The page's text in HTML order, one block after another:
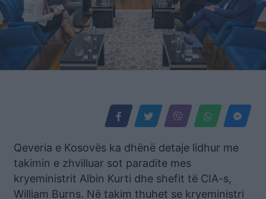
Qeveria e Kosovës ka dhënë detaje lidhur me
takimin e zhvilluar sot paradite mes
kryeministrit Albin Kurti dhe shefit të CIA-s,
William Burns. Në takim thuhet se kryeministri